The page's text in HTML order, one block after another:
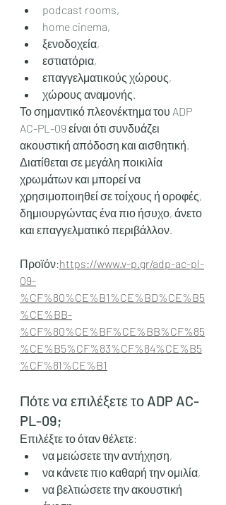
podcast rooms,
home cinema,
ξενοδοχεία,
εστιατόρια,
επαγγελματικούς χώρους,
χώρους αναμονής.
Το σημαντικό πλεονέκτημα του ADP
AC-PL-09 είναι ότι συνδυάζει
ακουστική απόδοση και αισθητική.
Διατίθεται σε μεγάλη ποικιλία
χρωμάτων και μπορεί να
χρησιμοποιηθεί σε τοίχους ή οροφές,
δημιουργώντας ένα πιο ήσυχο, άνετο
και επαγγελματικό περιβάλλον.
Προϊόν:https://www.v-p.gr/adp-ac-pl-
09-
%CF%80%CE%B1%CE%BD%CE%B5
%CE%BB-
%CF%80%CE%BF%CE%BB%CF%85
%CE%B5%CF%83%CF%84%CE%B5
%CF%81%CE%B1
Πότε να επιλέξετε το ADP AC-
PL-09;
Επιλέξτε το όταν θέλετε:
να μειώσετε την αντήχηση,
να κάνετε πιο καθαρή την ομιλία,
να βελτιώσετε την ακουστική